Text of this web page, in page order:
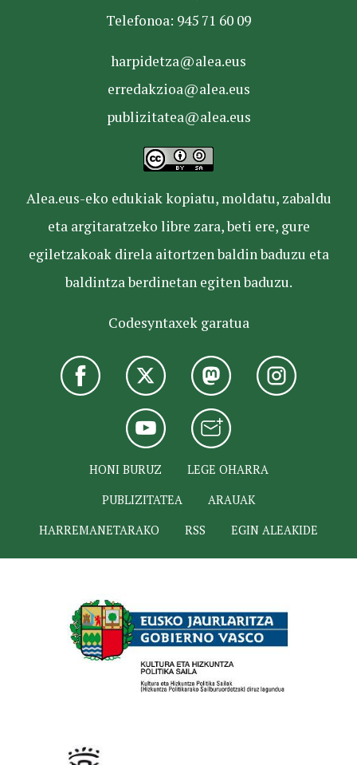
Telefonoa: 945 71 60 09
harpidetza@alea.eus
erredakzioa@alea.eus
publizitatea@alea.eus
Alea.eus-eko edukiak kopiatu, moldatu, zabaldu
eta argitaratzeko libre zara, beti ere, gure
egiletzakoak direla aitortzen baldin baduzu eta
baldintza berdinetan egiten baduzu.
Codesyntaxek garatua
HONI BURUZ
LEGE OHARRA
PUBLIZITATEA
ARAUAK
HARREMANETARAKO
RSS EGIN ALEAKIDE